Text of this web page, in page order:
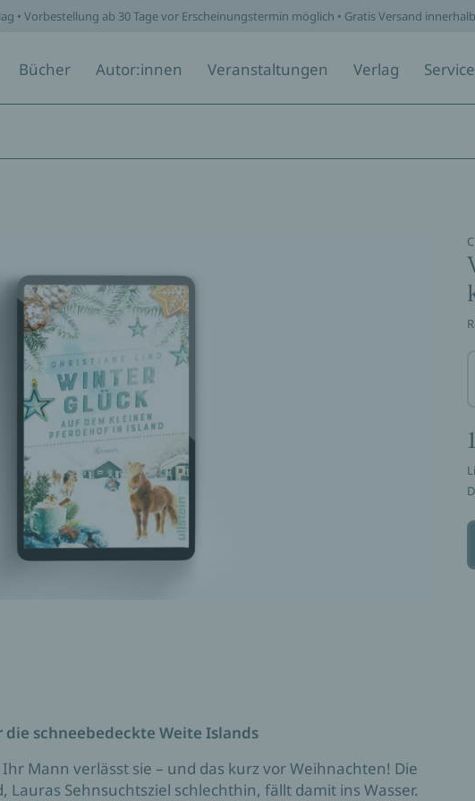
• Vorbestellung ab 30 Tage vor Erscheinungstermin möglich • Gratis Versand
Bücher Autor:innen Veranstaltungen Verlag Service
schneebedeckte Weite Islands
Mann verlässt sie – und das kurz vor Weihnachten! Die
Lauras Sehnsuchtsziel schlechthin, fällt damit ins Wasser.